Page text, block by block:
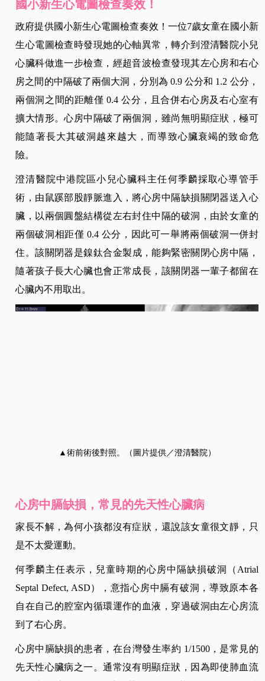
國小新生心電圖檢查奏效！
政府提供國小新生心電圖檢查奏效！一位7歲女童在國小新
生心電圖檢查時發現她的心軸異常，轉介到澄清醫院小兒
心臟科做進一步檢查，經超音波檢查發現其左心房和右心
房之間的中隔破了兩個大洞，分別為 0.9 公分和 1.2 公分，
兩個洞之間的距離僅 0.4 公分，且合併右心房及右心室有
擴大情形。心房中隔破了兩個洞，雖尚無明顯症狀，極可
能隨著長大其破洞越來越大，而導致心臟衰竭的致命危
險。
澄清醫院中港院區小兒心臟科主任何季麟採取心導管手
術，由鼠蹊部股靜脈進入，將心房中隔缺損關閉器送入心
臟，以兩個圓盤結構從左右封住中隔的破洞，由於女童的
兩個破洞相距僅 0.4 公分，因此可一舉將兩個破洞一併封
住。該關閉器是鎳鈦合金製成，能夠緊密關閉心房中隔，
隨著孩子長大心臟也會正常成長，該關閉器一輩子都留在
心臟內不用取出。
▲術前術後對照。（圖片提供／澄清醫院）
心房中膈缺損，常見的先天性心臟病
家長不解，為何小孩都沒有症狀，還說該女童很文靜，只
是不太愛運動。
何季麟主任表示，兒童時期的心房中隔缺損破洞（Atrial
Septal Defect, ASD），意指心房中膈有破洞，導致原本各
自在自己的腔室內循環運作的血液，穿過破洞由左心房流
到了右心房。
心房中膈缺損的患者，在台灣發生率約 1/1500，是常見的
先天性心臟病之一。通常沒有明顯症狀，因為即使肺血流